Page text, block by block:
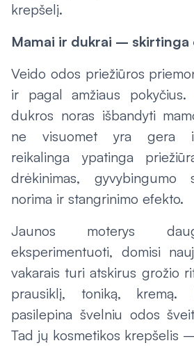
krepšelį.
Mamai ir dukrai – skirtinga
Veido odos priežiūros
ir pagal amžiaus pokyčius.
dukros noras išbandyti
ne visuomet yra gera
reikalinga ypatinga
drėkinimas, gyvybingumo
norima ir stangrinimo efekto.
Jaunos moterys
eksperimentuoti, domisi
vakarais turi atskirus grožio
prausiklį, toniką,
pasilepina švelniu odos
Tad jų kosmetikos krepšelis